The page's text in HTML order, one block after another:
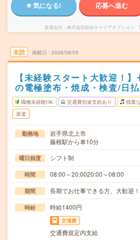
気になる! 応募へ進む
派遣会社 株式会社綜合キャリアオプション
未読 掲載日 2026/08/05
【未経験スタート大歓迎！
の電極塗布・焼成・検査/日
職種未経験OK 交通費別途支給あり 残業な
派遣
勤務地
岩手県北上市
藤根駅から車10分
曜日頻度 シフト制
時間 08:00～20:0020:00～08:00
期間 長期でお仕事できる方、大歓迎！
時給 時給1400円
交通費
交通費規定内支給